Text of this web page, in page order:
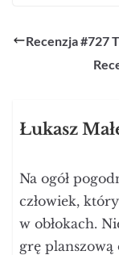
Recenzja #727
Łukasz
Na ogół
człowiek,
w obłokach.
grę